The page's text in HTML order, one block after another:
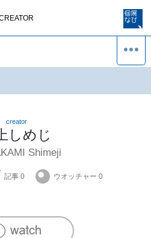
creator
しめじ
Shimeji
記事 0 ウオッチャー 0